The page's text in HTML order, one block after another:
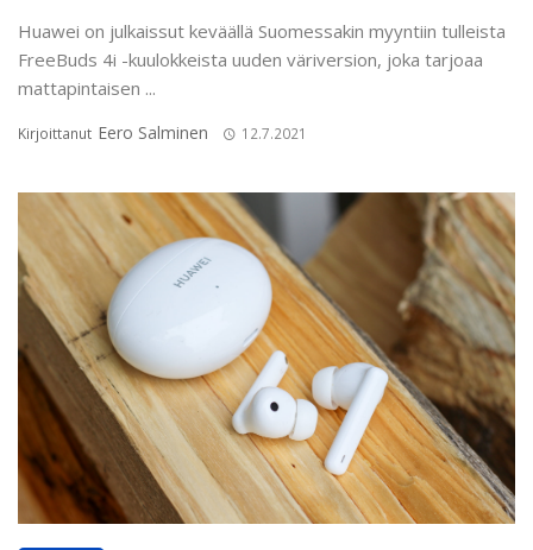
Huawei on julkaissut keväällä Suomessakin myyntiin tulleista
FreeBuds 4i -kuulokkeista uuden väriversion, joka tarjoaa
mattapintaisen ...
Kirjoittanut Eero Salminen 12.7.2021